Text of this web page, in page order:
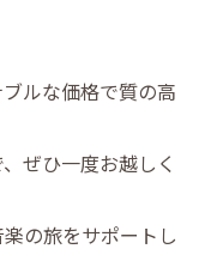
ルな価格で質の高
ぜひ一度お越しく
の旅をサポートし